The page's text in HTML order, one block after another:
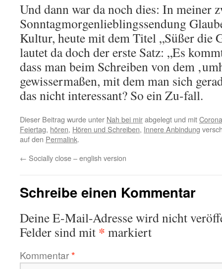
Und dann war da noch dies: In meiner
Sonntagmorgenlieblingssendung
Kultur, heute mit dem Titel „Süßer die
lautet da doch der erste Satz: „Es
dass man beim Schreiben von dem
gewissermaßen, mit dem man sich
das nicht interessant? So ein Zu-fall.
Dieser Beitrag wurde unter Nah bei mirabgelegt und mitCorona
Feiertag, hören, Hören und Schreiben, Innere Anbindung
auf den Permalink.
← Socially close – english version
Schreibe einen Kommentar
Deine E-Mail-Adresse wird nicht
Felder sind mit * markiert
Kommentar*